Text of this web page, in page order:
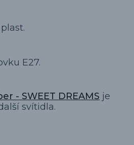
E27.
- SWEET DREAMS je
svítidla.